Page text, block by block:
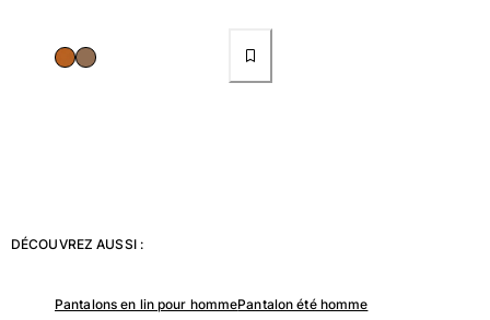
Robes
T-shirts
Kimonos
DÉCOUVREZ AUSSI :
Pantalons en lin pour hommePantalon été homme